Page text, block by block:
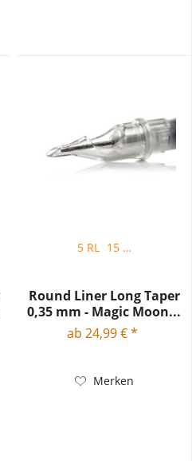
5 RL 15 RL
Round Liner Long Taper
0,35 mm - Magic Moon...
ab 24,99 € *
Merken